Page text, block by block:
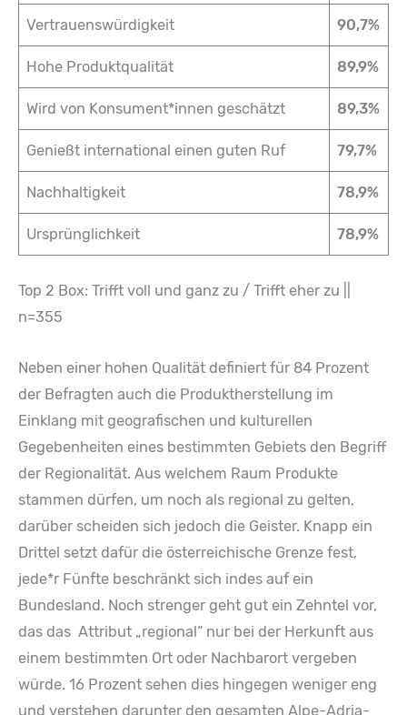
Vertrauenswürdigkeit 90,7%
Hohe Produktqualität 89,9%
Wird von Konsument*innen geschätzt 89,3%
Genießt international einen guten Ruf 79,7%
Nachhaltigkeit 78,9%
Ursprünglichkeit 78,9%
Top 2 Box: Trifft voll und ganz zu / Trifft eher zu ||
n=355
Neben einer hohen Qualität definiert für 84 Prozent
der Befragten auch die Produktherstellung im
Einklang mit geografischen und kulturellen
Gegebenheiten eines bestimmten Gebiets den Begriff
der Regionalität. Aus welchem Raum Produkte
stammen dürfen, um noch als regional zu gelten,
darüber scheiden sich jedoch die Geister. Knapp ein
Drittel setzt dafür die österreichische Grenze fest,
jede*r Fünfte beschränkt sich indes auf ein
Bundesland. Noch strenger geht gut ein Zehntel vor,
das das Attribut „regional“ nur bei der Herkunft aus
einem bestimmten Ort oder Nachbarort vergeben
würde. 16 Prozent sehen dies hingegen weniger eng
und verstehen darunter den gesamten Alpe-Adria-